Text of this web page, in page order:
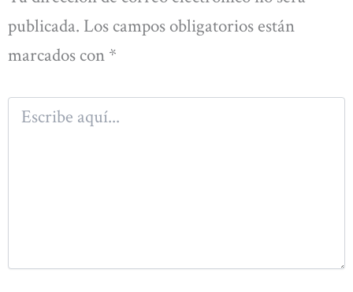
publicada. Los campos obligatorios están
marcados con *
Escribe
aquí...